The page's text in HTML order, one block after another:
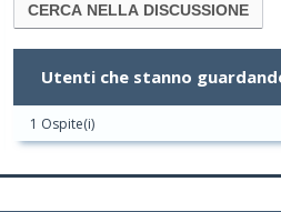
Utenti che stanno
1 Ospite(i)